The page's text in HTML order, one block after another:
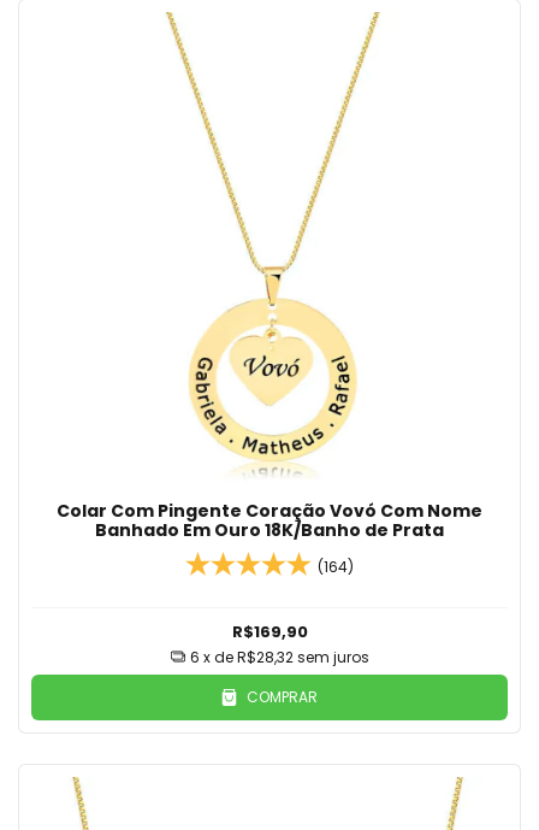
Colar Com Pingente Coração Vovó Com Nome
Banhado Em Ouro 18K/Banho de Prata
(164)
R$169,90
6 x deR$28,32 sem juros
COMPRAR